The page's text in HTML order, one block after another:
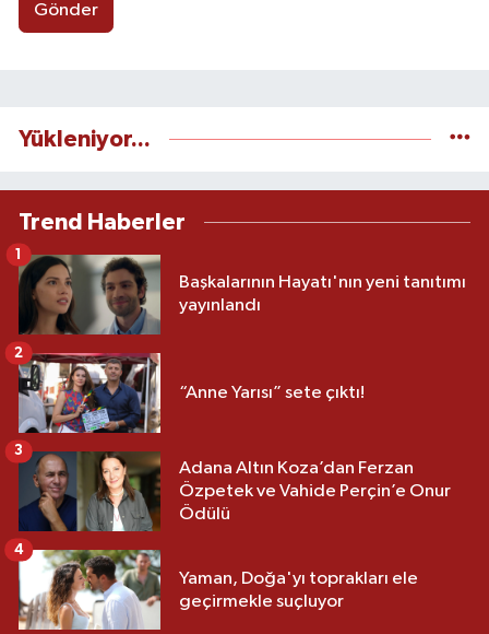
Gönder
Yükleniyor...
Trend Haberler
Başkalarının Hayatı'nın yeni tanıtımı
yayınlandı
1
“Anne Yarısı” sete çıktı!
2
Adana Altın Koza’dan Ferzan
Özpetek ve Vahide Perçin’e Onur
Ödülü
3
Yaman, Doğa'yı toprakları ele
geçirmekle suçluyor
4